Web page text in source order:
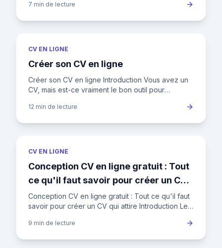
créer un CV qui
7 min de lecture
CV EN LIGNE
Créer son CV en ligne
Créer son CV en ligne Introduction Vous avez un
CV, mais est-ce vraiment le bon outil pour
marché du travail français
12 min de lecture
CV EN LIGNE
Conception CV en ligne gratuit : Tout
ce qu'il faut savoir pour créer un CV
qui attire
Conception CV en ligne gratuit : Tout ce qu'il faut
savoir pour créer un CV qui attire Introduction Le
expériences
9 min de lecture